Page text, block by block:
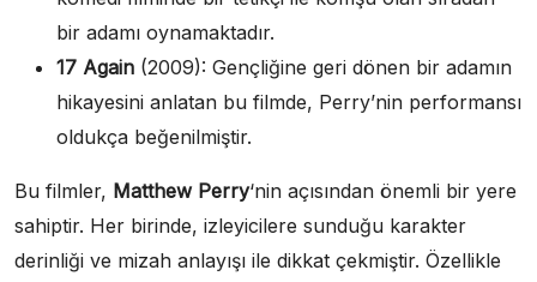
bir adamı oynamaktadır.
17 Again (2009): Gençliğine geri dönen bir adamın
hikayesini anlatan bu filmde, Perry’nin performansı
oldukça beğenilmiştir.
Bu filmler, Matthew Perry‘nin açısından önemli bir yere
sahiptir. Her birinde, izleyicilere sunduğu karakter
derinliği ve mizah anlayışı ile dikkat çekmiştir. Özellikle